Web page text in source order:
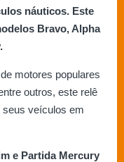
náuticos. Este
Bravo, Alpha
motores populares
outros, este relê
seus veículos em
e Partida Mercury